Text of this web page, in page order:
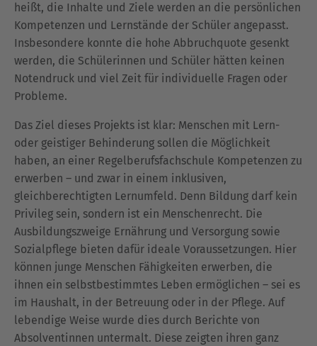
heißt, die Inhalte und Ziele werden an die persönlichen
Kompetenzen und Lernstände der Schüler angepasst.
Insbesondere konnte die hohe Abbruchquote gesenkt
werden, die Schülerinnen und Schüler hätten keinen
Notendruck und viel Zeit für individuelle Fragen oder
Probleme.
Das Ziel dieses Projekts ist klar: Menschen mit Lern-
oder geistiger Behinderung sollen die Möglichkeit
haben, an einer Regelberufsfachschule Kompetenzen zu
erwerben – und zwar in einem inklusiven,
gleichberechtigten Lernumfeld. Denn Bildung darf kein
Privileg sein, sondern ist ein Menschenrecht. Die
Ausbildungszweige Ernährung und Versorgung sowie
Sozialpflege bieten dafür ideale Voraussetzungen. Hier
können junge Menschen Fähigkeiten erwerben, die
ihnen ein selbstbestimmtes Leben ermöglichen – sei es
im Haushalt, in der Betreuung oder in der Pflege. Auf
lebendige Weise wurde dies durch Berichte von
Absolventinnen untermalt. Diese zeigten ihren ganz